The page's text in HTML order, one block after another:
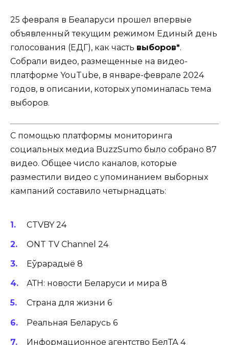
25 февраля в Беаларуси прошел впервые
объявленный текущим режимом Единый день
голосования (ЕДГ), как часть выборов*.
Собрали видео, размещенные на видео-
платформе YouTube, в январе-феврале 2024
годов, в описании, которых упоминалась тема
выборов.
С помощью платформы мониторинга
социальных медиа BuzzSumo было собрано 87
видео. Общее число каналов, которые
разместили видео с упоминанием выборных
кампаний составило четырнадцать:
CTVBY 24
ONT TV Channel 24
Еўрарадыё 8
АТН: новости Беларуси и мира 8
Страна для жизни 6
Реальная Беларусь 6
Информационное агентство БелТА 4